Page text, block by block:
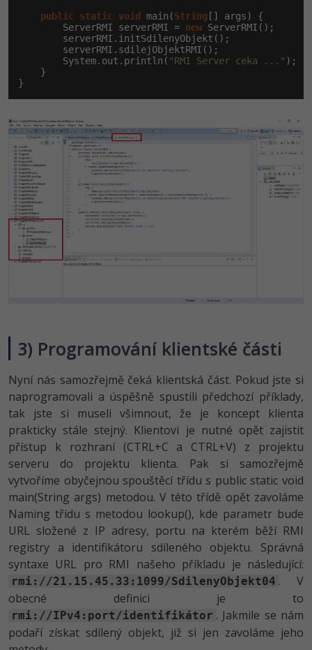
public
static void main(String [] args) {
        ServerRMI serverRMI =
new ServerRMI();
        serverRMI.initSdilenyObjekt();
        serverRMI.sdilejObjektRMI();
        System.out.println(
"RMI Server ceka ..." );
    }
}
3) Programování klientské části
Nyní nás samozřejmě čeká klientská část. Pokud jste si
naprogramovali a úspěšně spustili předchozí příklady,
tak jste si museli všimnout, že je koncept klienta
prakticky stále stejný. Klientovi je nutné opět zajistit
přístup k rozhraní (CTRL+C a CTRL+V) z projektu
serveru do projektu klienta. Pak si samozřejmě
vytvoříme obyčejnou spouštěcí třídu s public static void
main(String args) metodou. V této třídě opět zavoláme
Naming třídu s metodou lookup(), kde parametr bude
URL složené z IP adresy, portu na kterém běží RMI
registry a identifikátoru sdíleného objektu. Správná
syntaxe URL pro RMI našeho příkladu je následující:
rmi://21.15.45.33:1099/SdilenyObjekt04 . V
obecné definici je to
rmi://IPv4:port/identifikátor . Jakmile se nám
podaří získat sdílený objekt, již si jen zavoláme jeho